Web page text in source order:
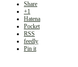
Share
+1
Hatena
Pocket
RSS
feedly
Pin it